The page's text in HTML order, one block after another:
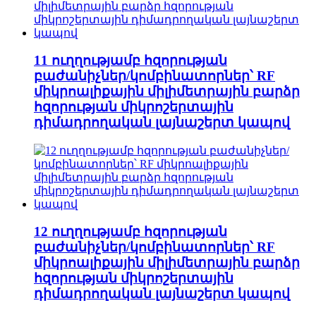
11 ուղղությամբ հզորության
բաժանիչներ/կոմբինատորներ՝ RF
միկրոալիքային միլիմետրային բարձր
հզորության միկրոշերտային
դիմադրողական լայնաշերտ կապով
12 ուղղությամբ հզորության
բաժանիչներ/կոմբինատորներ՝ RF
միկրոալիքային միլիմետրային բարձր
հզորության միկրոշերտային
դիմադրողական լայնաշերտ կապով